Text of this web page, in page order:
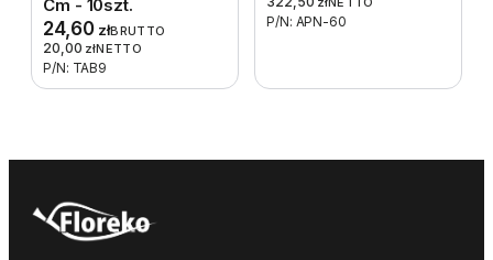
Cm - 10szt.
24,60 złBRUTTO
20,00 złNETTO
P/N: TAB9
P/N: APN-60